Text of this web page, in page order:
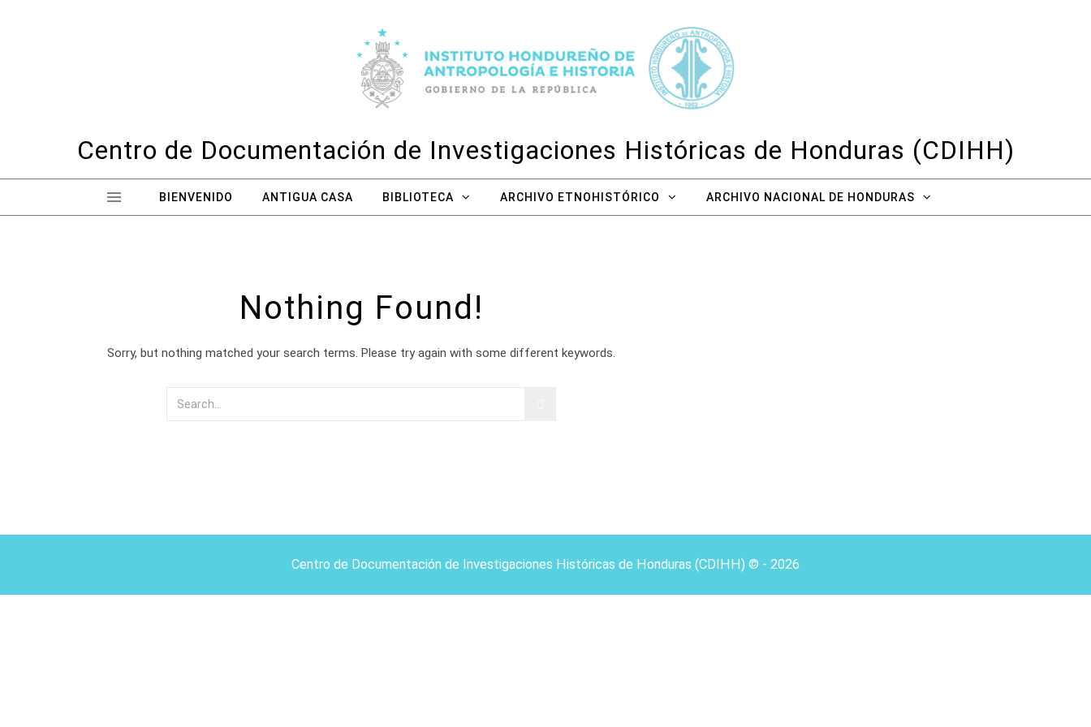
Centro de Documentación de Investigaciones Históricas de Honduras (CDIHH)
BIENVENIDO ANTIGUA CASA BIBLIOTECA ARCHIVO ETNOHISTÓRICO ARCHIVO NACIONAL DE HONDURAS
Nothing Found!
Sorry, but nothing matched your search terms. Please try again with some different keywords.
Centro de Documentación de Investigaciones Históricas de Honduras (CDIHH) © - 2026